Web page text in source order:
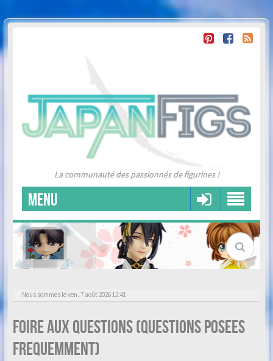
La communauté des passionnés de figurines !
MENU
Nous sommes le ven. 7 août 2026 12:41
Foire aux questions (Questions posees
frequemment)